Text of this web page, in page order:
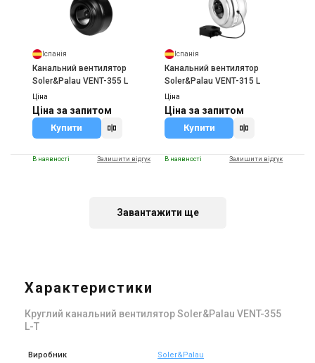
Іспанія
Канальний вентилятор
Soler&Palau VENT-355 L
Ціна
Ціна за запитом
Купити
Іспанія
Канальний вентилятор
Soler&Palau VENT-315 L
Ціна
Ціна за запитом
Купити
В наявності Залишити відгук
Ціна
16 288 грн
Купити
В наявності Залишити відгук
Купити
Залишити відгук
Завантажити ще
Характеристики
Круглий канальний вентилятор Soler&Palau VENT-355
L-T
Виробник Soler&Palau